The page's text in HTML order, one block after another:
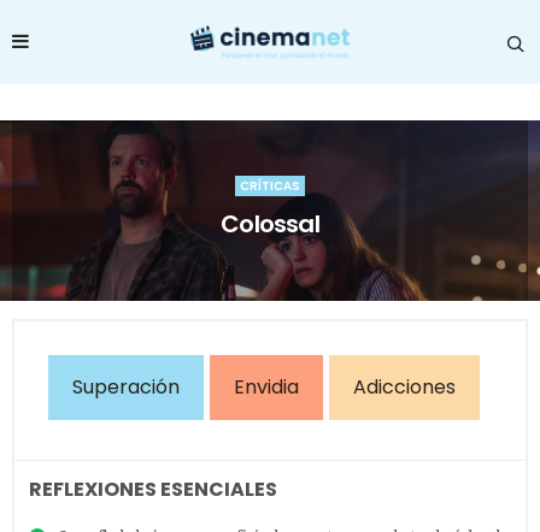
CRÍTICAS
Colossal
Superación Envidia Adicciones
REFLEXIONES ESENCIALES